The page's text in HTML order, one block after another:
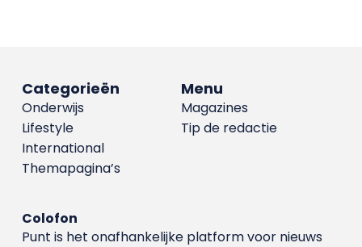
Menu
Magazines
Tip de redactie
Categorieën
Onderwijs
Lifestyle
International
Themapagina’s
Colofon
Punt is het onafhankelijke platform voor nieuws